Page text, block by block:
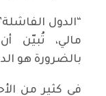
“الدول
مالي، تُبيّن
بالضرورة هو
في كثير من